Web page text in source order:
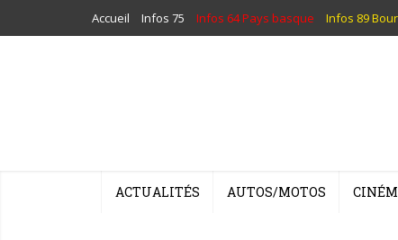
Accueil Infos 75 Infos 64 Pays basque Infos 89
ACTUALITÉS AUTOS/MOTOS